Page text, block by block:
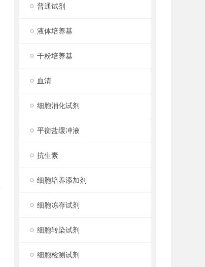
普通试剂
液体培养基
干粉培养基
血清
细胞消化试剂
平衡盐缓冲液
抗生素
细胞培养添加剂
细胞冻存试剂
细胞转染试剂
细胞检测试剂